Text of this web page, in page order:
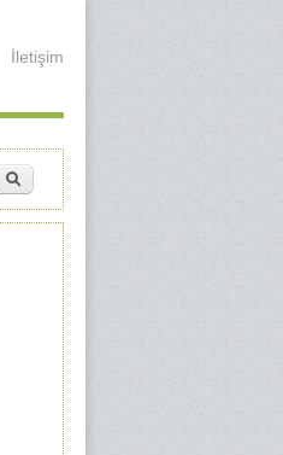
İletişim
Ara